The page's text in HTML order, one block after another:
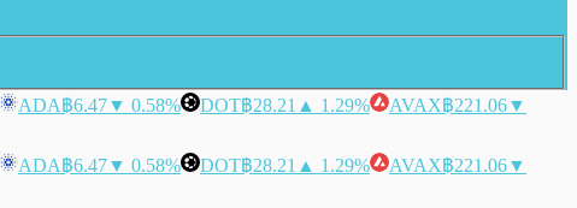
ADA฿6.47▼ 0.58% DOT฿28.21 ▲ 1.29% AVAX฿221.06▼
ADA฿6.47▼ 0.58% DOT฿28.21 ▲ 1.29% AVAX฿221.06▼